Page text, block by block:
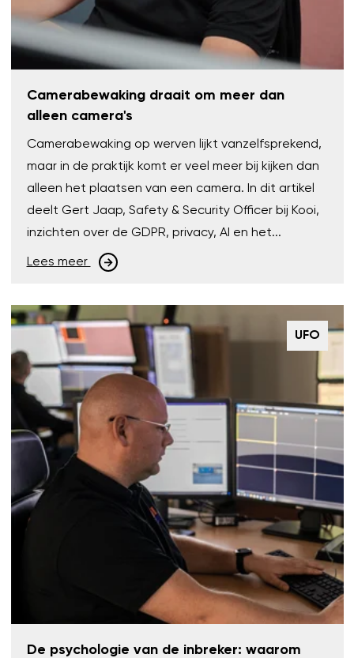
Camerabewaking draait om meer dan
alleen camera's
Camerabewaking op werven lijkt vanzelfsprekend,
maar in de praktijk komt er veel meer bij kijken dan
alleen het plaatsen van een camera. In dit artikel
deelt Gert Jaap, Safety & Security Officer bij Kooi,
inzichten over de GDPR, privacy, AI en het...
Lees meer
UFO
De psychologie van de inbreker: waarom